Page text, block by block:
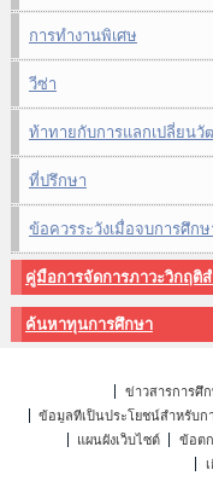
การทำงานพิเศษ
วีซ่า
ท้าทายกับการแลกเปลี่ยนวั
ที่ปรึกษา
ข้อควรระวังเมื่อจบการศึกษ
คู่มือการจัดการภาวะวิกฤติ
ค้นหาทุนการศึกษา
ข่าวสารการศึ
ข้อมูลที่เป็นประโยชน์สำหรับก
แผนผังเว็บไซต์
ข้อตก